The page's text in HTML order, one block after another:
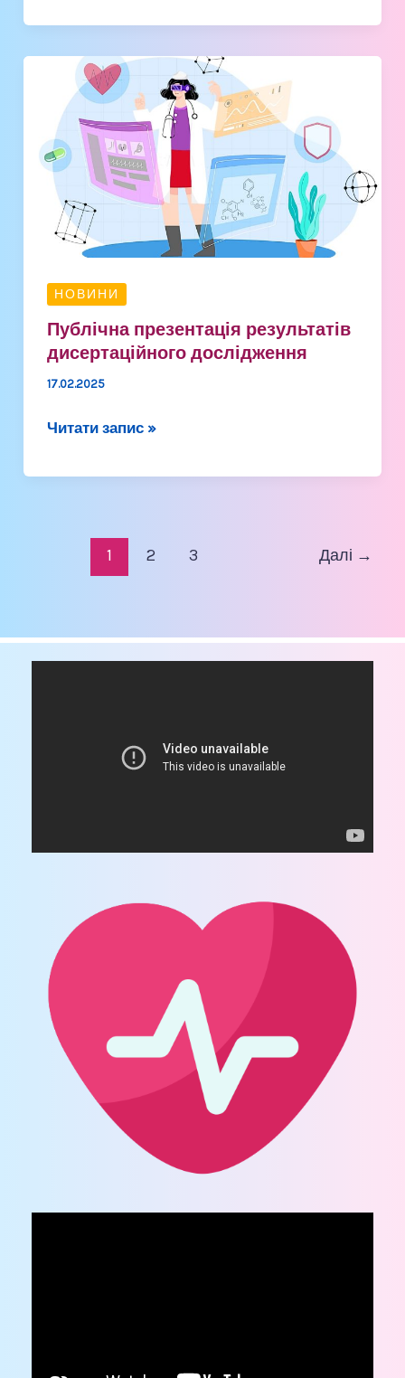
НОВИНИ
Публічна презентація результатів
дисертаційного дослідження
17.02.2025
Публічна
презентація
результатів
дисертаційного
дослідження
Читати запис »
1 2 3 Далі →